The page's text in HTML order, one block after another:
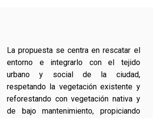
La propuesta se centra en rescatar el
entorno e integrarlo con el tejido
urbano y social de la ciudad,
respetando la vegetación existente y
reforestando con vegetación nativa y
de bajo mantenimiento, propiciando